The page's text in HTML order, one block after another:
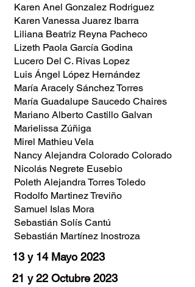
Karen Anel Gonzalez Rodriguez
Karen Vanessa Juarez Ibarra
Liliana Beatriz Reyna Pacheco
Lizeth Paola García Godina
Lucero Del C. Rivas Lopez
Luis Ángel López Hernández
María Aracely Sánchez Torres
María Guadalupe Saucedo Chaires
Mariano Alberto Castillo Galvan
Marielissa Zúñiga
Mirel Mathieu Vela
Nancy Alejandra Colorado Colorado
Nicolás Negrete Eusebio
Poleth Alejandra Torres Toledo
Rodolfo Martinez Treviño
Samuel Islas Mora
Sebastián Solís Cantú
Sebastián Martínez Inostroza
13 y 14 Mayo 2023
21 y 22 Octubre 2023